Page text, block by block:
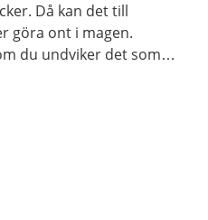
Då kan det till
göra ont i magen.
du undviker det som